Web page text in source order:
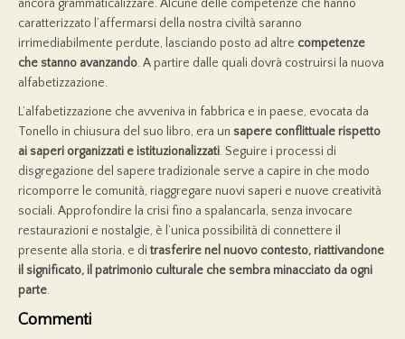
ancora grammaticalizzare. Alcune delle competenze che hanno
caratterizzato l’affermarsi della nostra civiltà saranno
irrimediabilmente perdute, lasciando posto ad altre competenze
che stanno avanzando. A partire dalle quali dovrà costruirsi la nuova
alfabetizzazione.
L’alfabetizzazione che avveniva in fabbrica e in paese, evocata da
Tonello in chiusura del suo libro, era un sapere conflittuale rispetto
ai saperi organizzati e istituzionalizzati. Seguire i processi di
disgregazione del sapere tradizionale serve a capire in che modo
ricomporre le comunità, riaggregare nuovi saperi e nuove creatività
sociali. Approfondire la crisi fino a spalancarla, senza invocare
restaurazioni e nostalgie, è l’unica possibilità di connettere il
presente alla storia, e ditrasferire nel nuovo contesto, riattivandone
il significato, il patrimonio culturale che sembra minacciato da ogni
parte.
Commenti